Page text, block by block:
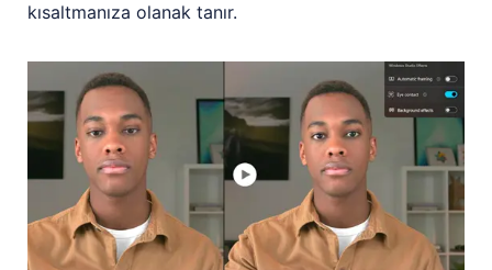
kısaltmanıza olanak tanır.